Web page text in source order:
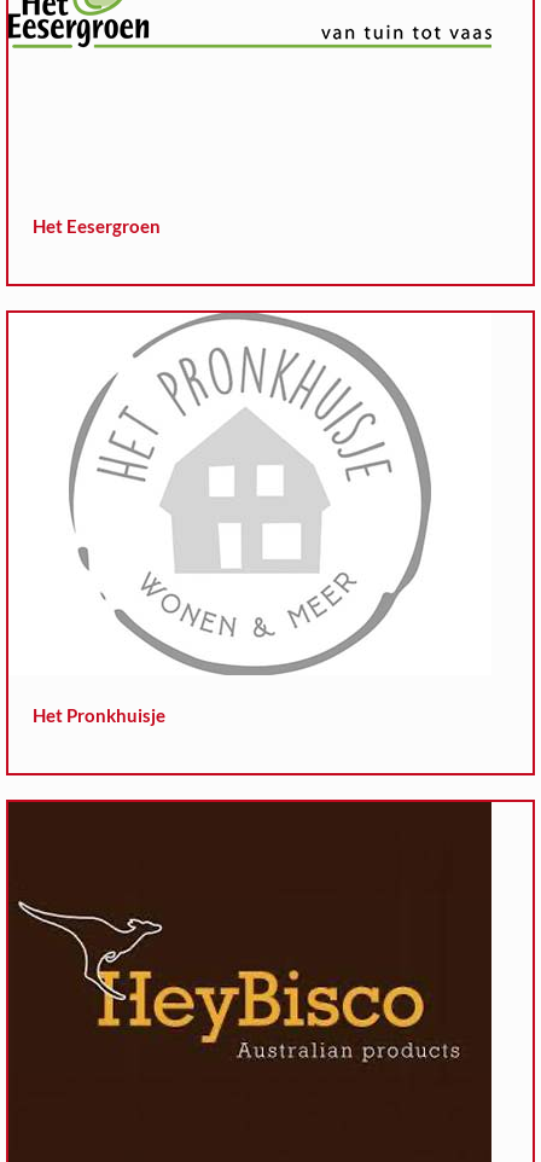
Het Eesergroen
Het Pronkhuisje